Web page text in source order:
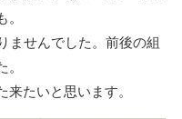
ませんでした。前後の組
たいと思います。